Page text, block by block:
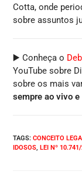
Cotta, onde
sobre assuntos
▶️ Conheça o
YouTube sobre
sobre os mais
sempre ao vivo
TAGS:CONCEITO
IDOSOS, LEI Nº